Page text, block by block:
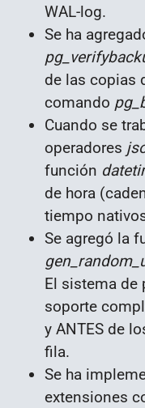
WAL-log.
Se ha
de las copias
comando
Cuando se
operadores
función
de hora
tiempo
Se agregó la
El sistema de
soporte
y ANTES de
fila.
Se ha
extensiones